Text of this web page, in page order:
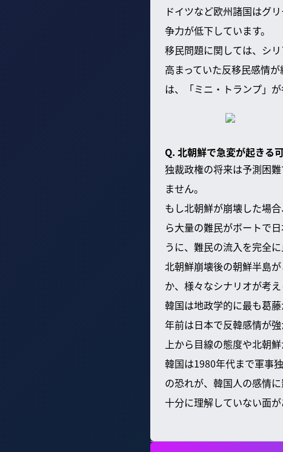
ドイツなど欧州諸国はグ
争力が低下しています。
移民問題に関しては、シ
高まっていた反移民感情
は、「ミニ・トランプ」
Q. 北朝鮮で急変が起きる
独裁政権の将来は予測困
ません。
もし北朝鮮が崩壊した場
ら大量の難民がボートで
うに、難民の流入を完全に
北朝鮮崩壊後の朝鮮半島
か、様々なシナリオが考
韓国は地政学的に最も葛
年前は日本で反韓感情が
上から目線の態度や北朝
韓国は1980年代まで軍事
の恐れが、韓国人の感情
十分に理解していない面が